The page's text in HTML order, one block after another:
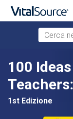
Passa al
Cerca
100
1st Edizione